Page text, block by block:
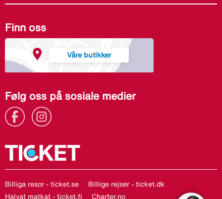
Finn oss
Våre butikker
Følg oss på sosiale medier
Billiga resor - ticket.se
Billige rejser - ticket.dk
Halvat matkat - ticket.fi
Charter.no